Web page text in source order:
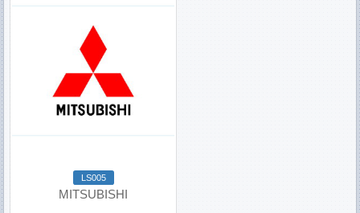
LS005
MITSUBISHI